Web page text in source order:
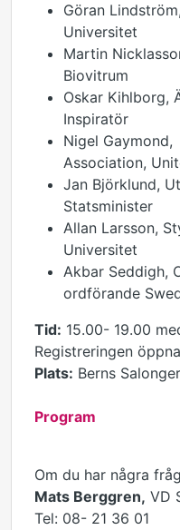
Göran
Universitet
Martin
Biovitrum
Oskar Kihlborg,
Inspiratör
Nigel
Association,
Jan Björklund,
Statsminister
Allan Larsson,
Universitet
Akbar Seddigh,
ordförande
Tid: 15.00- 19.00
Registreringen
Plats: Berns
Program
Om du har några
Mats Berggren, VD
Tel: 08- 21 36 01